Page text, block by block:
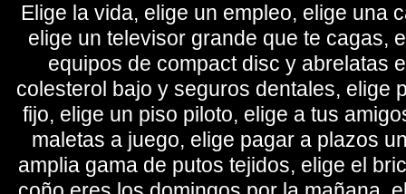
Elige la vida, elige un empleo, elige una
elige un televisor grande que te cagas,
equipos de compact disc y abrelatas
colesterol bajo y seguros dentales, elige
fijo, elige un piso piloto, elige a tus
maletas a juego, elige pagar a plazos
amplia gama de putos tejidos, elige el